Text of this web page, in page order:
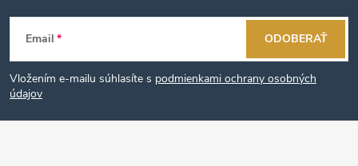
Z
á
p
Email
Vložením e-mailu súhlasíte s podmienkami ochrany osobných
údajov
ODOBERAŤ